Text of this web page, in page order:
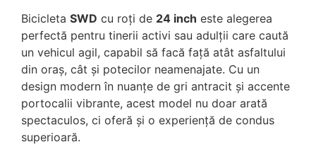
Bicicleta SWD cu roți de 24 inch este alegerea
perfectă pentru tinerii activi sau adulții care caută
un vehicul agil, capabil să facă față atât asfaltului
din oraș, cât și potecilor neamenajate. Cu un
design modern în nuanțe de gri antracit și accente
portocalii vibrante, acest model nu doar arată
spectaculos, ci oferă și o experiență de condus
superioară.